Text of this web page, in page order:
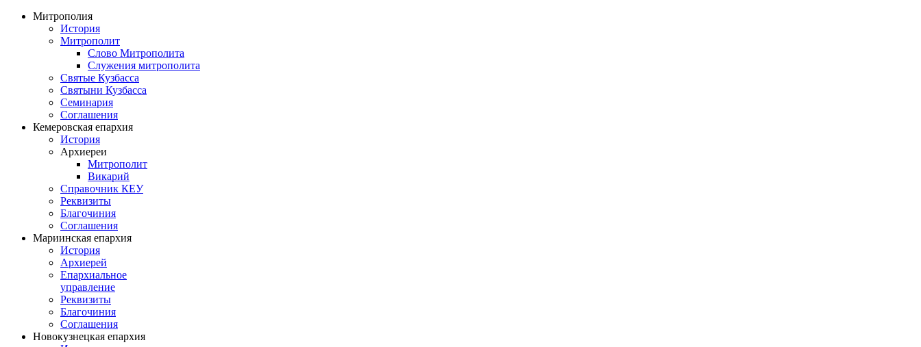
Митрополия
История
Митрополит
Слово Митрополита
Служения митрополита
Святые Кузбасса
Святыни Кузбасса
Семинария
Соглашения
Кемеровская епархия
История
Архиереи
Митрополит
Викарий
Справочник КЕУ
Реквизиты
Благочиния
Соглашения
Мариинская епархия
История
Архиерей
Епархиальное
управление
Реквизиты
Благочиния
Соглашения
Новокузнецкая епархия